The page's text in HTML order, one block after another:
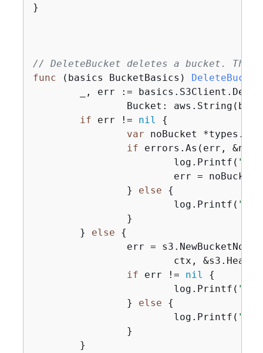
}
// DeleteBucket deletes a bucket. The
func
(basics BucketBasics) DeleteBucket
_, err :=
if err != nil
{
var noBucket
if errors.As(err,
			log.Printf(
		}
else
{
			log.Printf(
	}
else
{
ctx,
if err != nil
{
			log.Printf(
		}
else
{
			log.Printf(